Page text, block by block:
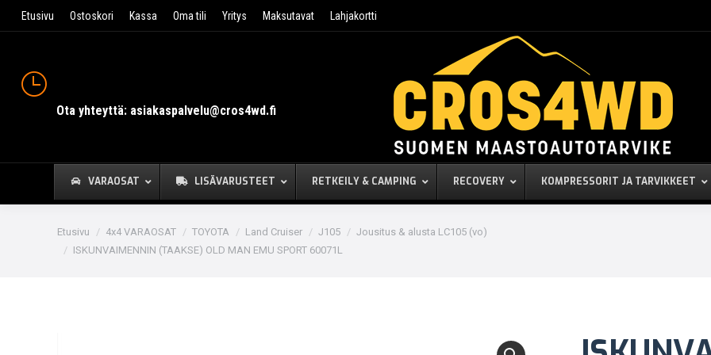
Etusivu Ostoskori Kassa Oma tili Yritys Maksutavat Lahjakortti
Ota yhteyttä: asiakaspalvelu@cros4wd.fi
VARAOSAT LISÄVARUSTEET RETKEILY & CAMPING RECOVERY KOMPRESSORIT JA TARVIKKEET
You are here:
Etusivu 4x4 VARAOSAT TOYOTA Land Cruiser J105
Jousitus & alusta LC105 (vo)
ISKUNVAIMENNIN (TAAKSE) OLD MAN EMU SPORT 60071L